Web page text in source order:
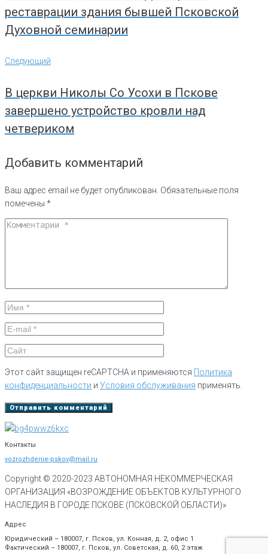
реставрации здания бывшей Псковской
Духовной семинарии
Следующий
Следующий
В церкви Николы Со Усохи в Пскове
завершено устройство кровли над
четвериком
Добавить комментарий
Ваш адрес email не будет опубликован. Обязательные поля
помечены *
Этот сайт защищен reCAPTCHA и применяются Политика
конфиденциальности и Условия обслуживания применять.
Контакты
vozrozhdenie-pskov@mail.ru
Copyright © 2020-2023 АВТОНОМНАЯ НЕКОММЕРЧЕСКАЯ
ОРГАНИЗАЦИЯ «ВОЗРОЖДЕНИЕ ОБЪЕКТОВ КУЛЬТУРНОГО
НАСЛЕДИЯ В ГОРОДЕ ПСКОВЕ (ПСКОВСКОЙ ОБЛАСТИ)»
Адрес
Юридический – 180007, г. Псков, ул. Конная, д. 2, офис 1
Фактический – 180007, г. Псков, ул. Советская, д. 60, 2 этаж